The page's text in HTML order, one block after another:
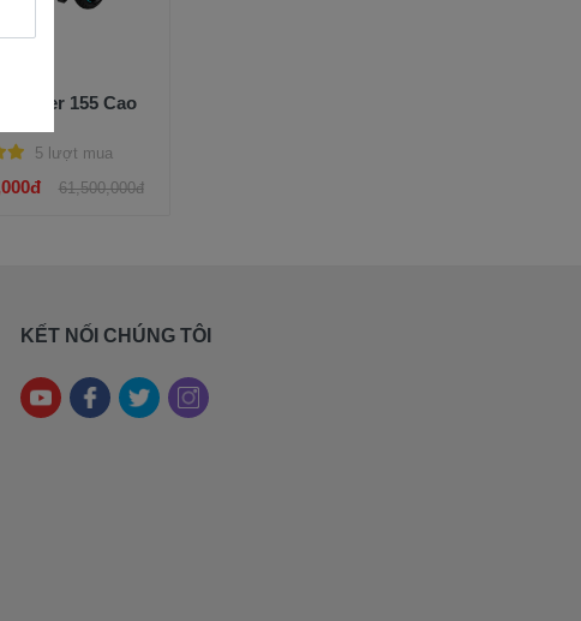
Exciter 155 Cao
5 lượt mua
61,500,000đ
KẾT NỐI CHÚNG TÔI